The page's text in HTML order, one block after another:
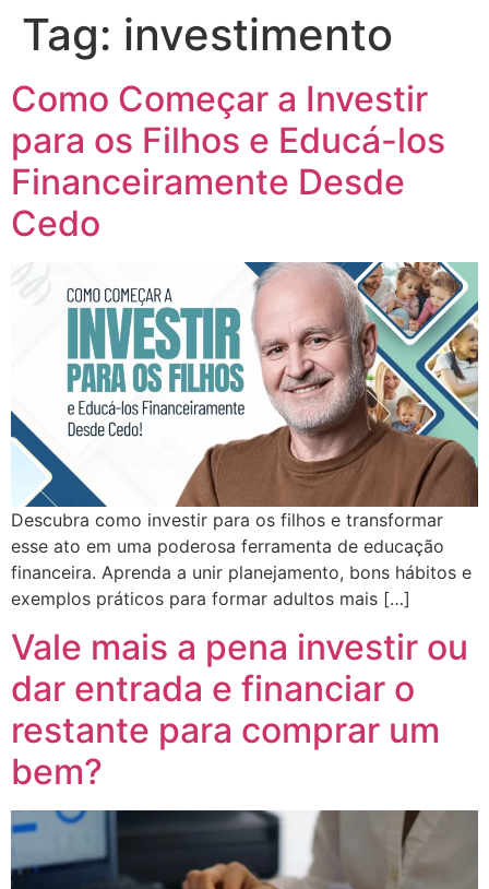
Tag: investimento
Como Começar a Investir
para os Filhos e Educá-los
Financeiramente Desde
Cedo
Descubra como investir para os filhos e transformar
esse ato em uma poderosa ferramenta de educação
financeira. Aprenda a unir planejamento, bons hábitos e
exemplos práticos para formar adultos mais […]
Vale mais a pena investir ou
dar entrada e financiar o
restante para comprar um
bem?